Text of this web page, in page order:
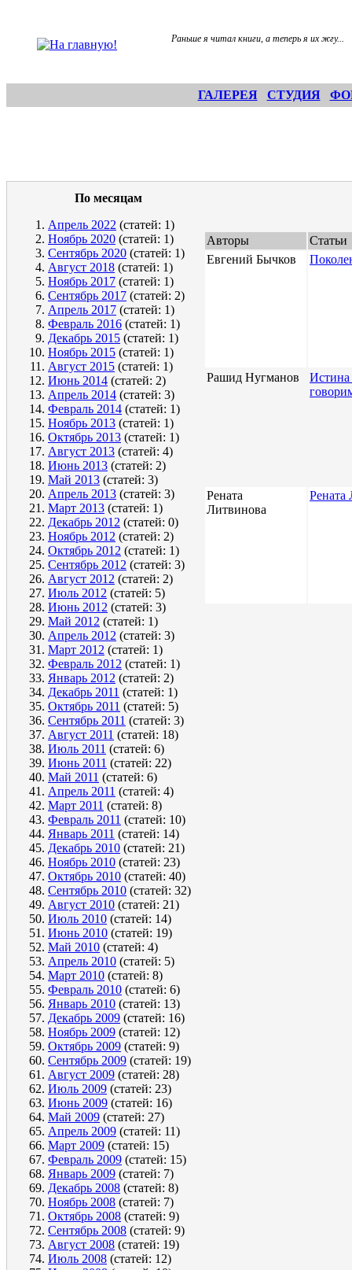
Раньше я читал книги, а теперь я их жгу...
ГАЛЕРЕЯ СТУДИЯ
По месяцам
Апрель 2022 (статей: 1)
Ноябрь 2020 (статей: 1)
Сентябрь 2020 (статей: 1)
Август 2018 (статей: 1)
Ноябрь 2017 (статей: 1)
Сентябрь 2017 (статей: 2)
Апрель 2017 (статей: 1)
Февраль 2016 (статей: 1)
Декабрь 2015 (статей: 1)
Ноябрь 2015 (статей: 1)
Август 2015 (статей: 1)
Июнь 2014 (статей: 2)
Апрель 2014 (статей: 3)
Февраль 2014 (статей: 1)
Ноябрь 2013 (статей: 1)
Октябрь 2013 (статей: 1)
Август 2013 (статей: 4)
Июнь 2013 (статей: 2)
Май 2013 (статей: 3)
Апрель 2013 (статей: 3)
Март 2013 (статей: 1)
Декабрь 2012 (статей: 0)
Ноябрь 2012 (статей: 2)
Октябрь 2012 (статей: 1)
Сентябрь 2012 (статей: 3)
Август 2012 (статей: 2)
Июль 2012 (статей: 5)
Июнь 2012 (статей: 3)
Май 2012 (статей: 1)
Апрель 2012 (статей: 3)
Март 2012 (статей: 1)
Февраль 2012 (статей: 1)
Январь 2012 (статей: 2)
Декабрь 2011 (статей: 1)
Октябрь 2011 (статей: 5)
Сентябрь 2011 (статей: 3)
Август 2011 (статей: 18)
Июль 2011 (статей: 6)
Июнь 2011 (статей: 22)
Май 2011 (статей: 6)
Апрель 2011 (статей: 4)
Март 2011 (статей: 8)
Февраль 2011 (статей: 10)
Январь 2011 (статей: 14)
Декабрь 2010 (статей: 21)
Ноябрь 2010 (статей: 23)
Октябрь 2010 (статей: 40)
Сентябрь 2010 (статей: 32)
Август 2010 (статей: 21)
Июль 2010 (статей: 14)
Июнь 2010 (статей: 19)
Май 2010 (статей: 4)
Апрель 2010 (статей: 5)
Март 2010 (статей: 8)
Февраль 2010 (статей: 6)
Январь 2010 (статей: 13)
Декабрь 2009 (статей: 16)
Ноябрь 2009 (статей: 12)
Октябрь 2009 (статей: 9)
Сентябрь 2009 (статей: 19)
Август 2009 (статей: 28)
Июль 2009 (статей: 23)
Июнь 2009 (статей: 16)
Май 2009 (статей: 27)
Апрель 2009 (статей: 11)
Март 2009 (статей: 15)
Февраль 2009 (статей: 15)
Январь 2009 (статей: 7)
Декабрь 2008 (статей: 8)
Ноябрь 2008 (статей: 7)
Октябрь 2008 (статей: 9)
Сентябрь 2008 (статей: 9)
Август 2008 (статей: 19)
Июль 2008 (статей: 12)
Авторы
Статьи
Евгений Бычков
Рашид Нугманов
Истина
Рената
Литвинова
Рената